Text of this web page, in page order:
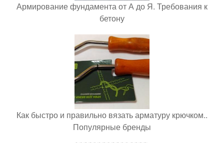
Армирование фундамента от А до Я. Требования к
бетону
Как быстро и правильно вязать арматуру крючком..
Популярные бренды